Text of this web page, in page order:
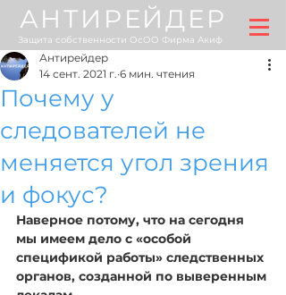
АНТИРЕЙДЕР
Защита собственности ОсОО Фирма Акиф
Почему у
следователей не
меняется угол зрения
и фокус?
Антирейдер
14 сент. 2021 г. 6 мин. чтения
Наверное потому, что на сегодня
мы имеем дело с «особой
спецификой работы» следственных
органов, созданной по выверенным